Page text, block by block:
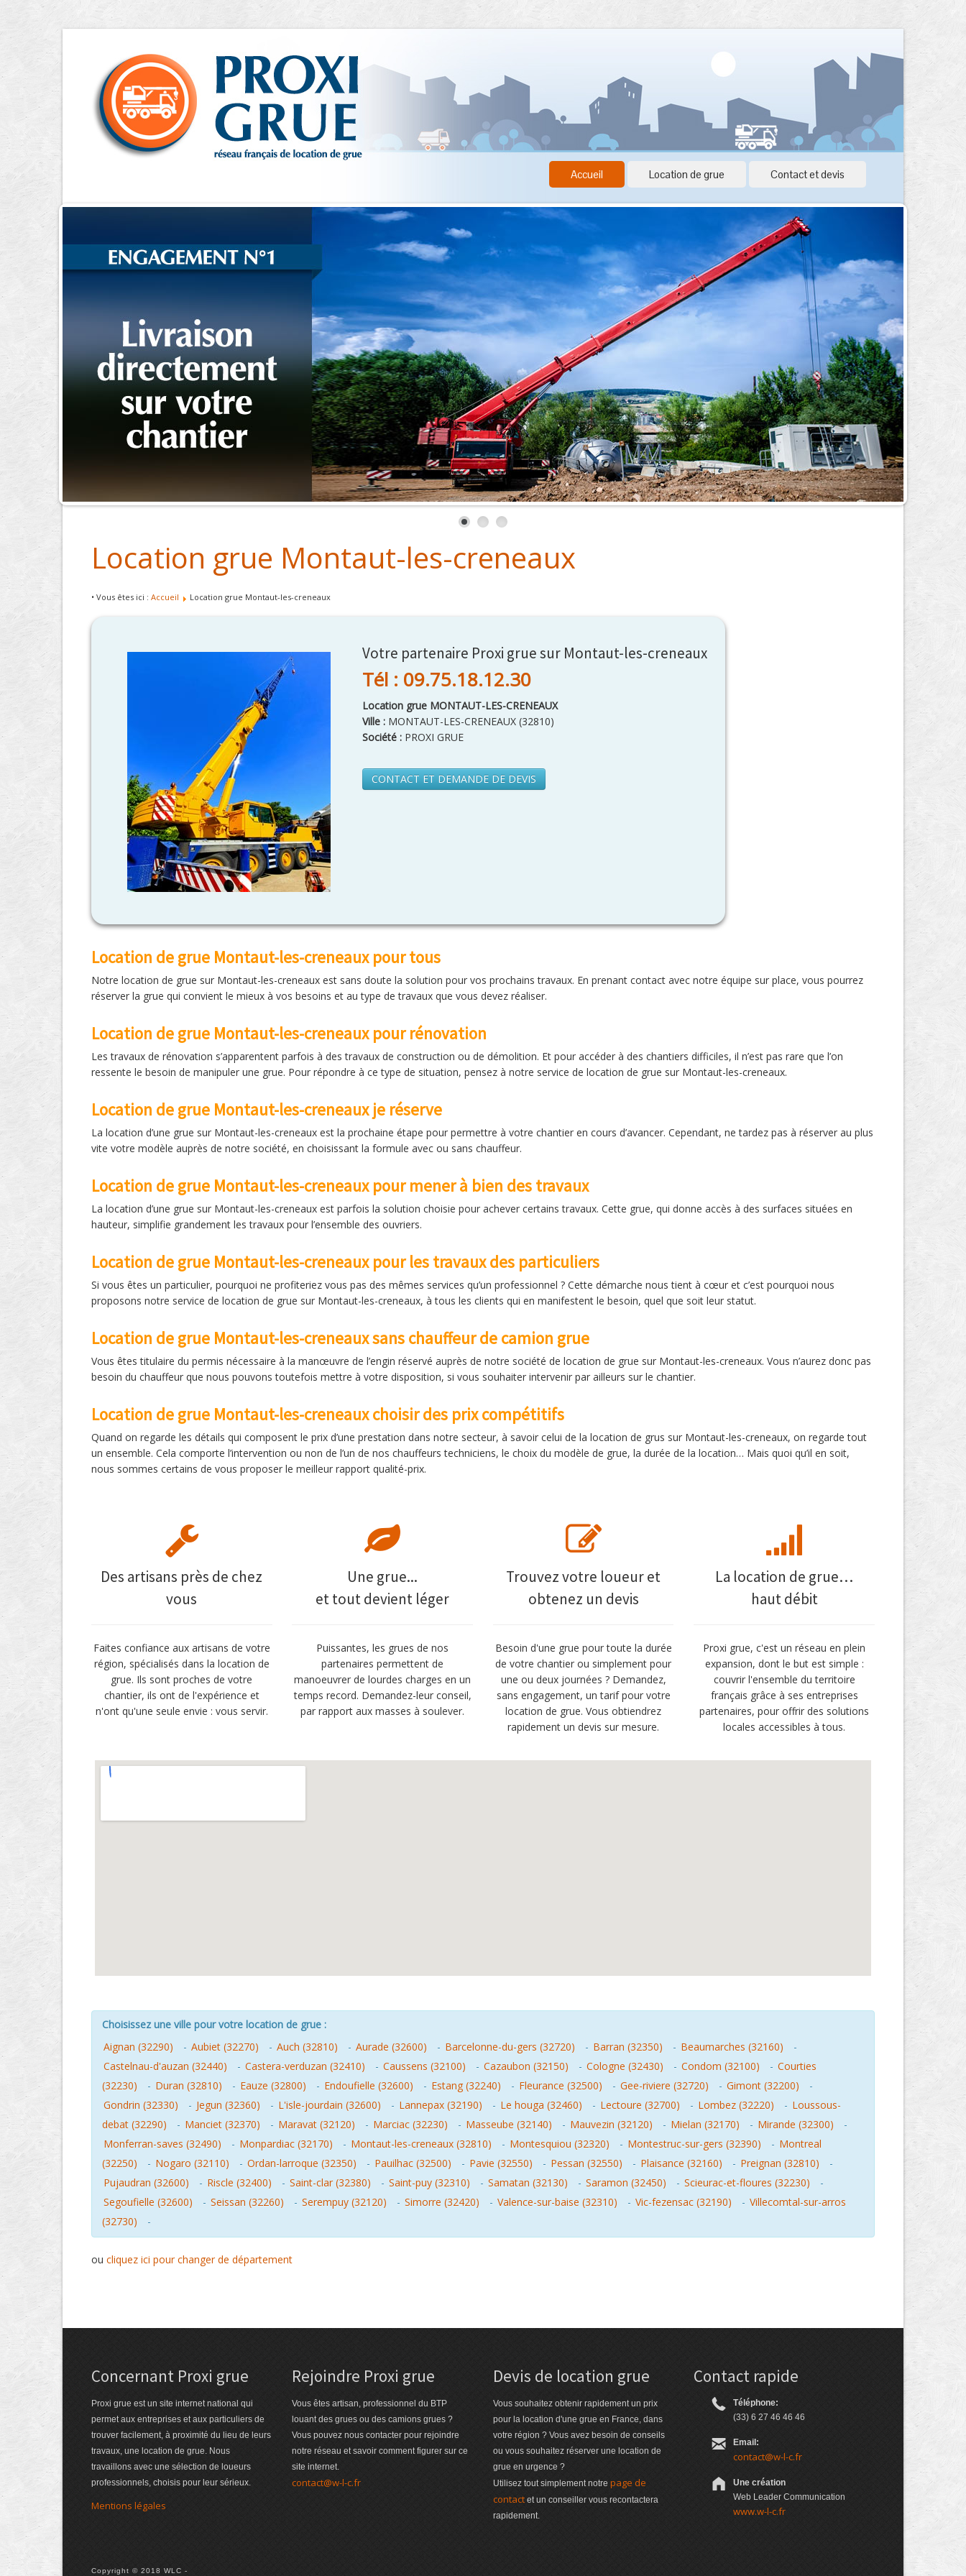
Accueil Location de grue Contact et devis
Location grue Montaut-les-creneaux
• Vous êtes ici : Accueil Location grue Montaut-les-creneaux
Votre partenaire Proxi grue sur Montaut-les-creneaux
Tél : 09.75.18.12.30
Location grue MONTAUT-LES-CRENEAUX
Ville : MONTAUT-LES-CRENEAUX (32810)
Société : PROXI GRUE
CONTACT ET DEMANDE DE DEVIS
Location de grue Montaut-les-creneaux pour tous
Notre location de grue sur Montaut-les-creneaux est sans doute la solution pour vos prochains travaux. En prenant contact avec notre équipe sur place, vous pourrez
réserver la grue qui convient le mieux à vos besoins et au type de travaux que vous devez réaliser.
Location de grue Montaut-les-creneaux pour rénovation
Les travaux de rénovation s’apparentent parfois à des travaux de construction ou de démolition. Et pour accéder à des chantiers difficiles, il n’est pas rare que l’on
ressente le besoin de manipuler une grue. Pour répondre à ce type de situation, pensez à notre service de location de grue sur Montaut-les-creneaux.
Location de grue Montaut-les-creneaux je réserve
La location d’une grue sur Montaut-les-creneaux est la prochaine étape pour permettre à votre chantier en cours d’avancer. Cependant, ne tardez pas à réserver au plus
vite votre modèle auprès de notre société, en choisissant la formule avec ou sans chauffeur.
Location de grue Montaut-les-creneaux pour mener à bien des travaux
La location d’une grue sur Montaut-les-creneaux est parfois la solution choisie pour achever certains travaux. Cette grue, qui donne accès à des surfaces situées en
hauteur, simplifie grandement les travaux pour l’ensemble des ouvriers.
Location de grue Montaut-les-creneaux pour les travaux des particuliers
Si vous êtes un particulier, pourquoi ne profiteriez vous pas des mêmes services qu’un professionnel ? Cette démarche nous tient à cœur et c’est pourquoi nous
proposons notre service de location de grue sur Montaut-les-creneaux, à tous les clients qui en manifestent le besoin, quel que soit leur statut.
Location de grue Montaut-les-creneaux sans chauffeur de camion grue
Vous êtes titulaire du permis nécessaire à la manœuvre de l’engin réservé auprès de notre société de location de grue sur Montaut-les-creneaux. Vous n’aurez donc pas
besoin du chauffeur que nous pouvons toutefois mettre à votre disposition, si vous souhaiter intervenir par ailleurs sur le chantier.
Location de grue Montaut-les-creneaux choisir des prix compétitifs
Quand on regarde les détails qui composent le prix d’une prestation dans notre secteur, à savoir celui de la location de grus sur Montaut-les-creneaux, on regarde tout
un ensemble. Cela comporte l’intervention ou non de l’un de nos chauffeurs techniciens, le choix du modèle de grue, la durée de la location… Mais quoi qu’il en soit,
nous sommes certains de vous proposer le meilleur rapport qualité-prix.
Des artisans près de chez
vous
Faites confiance aux artisans de votre
région, spécialisés dans la location de
grue. Ils sont proches de votre
chantier, ils ont de l'expérience et
n'ont qu'une seule envie : vous servir.
Une grue...
et tout devient léger
Puissantes, les grues de nos
partenaires permettent de
manoeuvrer de lourdes charges en un
temps record. Demandez-leur conseil,
par rapport aux masses à soulever.
Trouvez votre loueur et
obtenez un devis
Besoin d'une grue pour toute la durée
de votre chantier ou simplement pour
une ou deux journées ? Demandez,
sans engagement, un tarif pour votre
location de grue. Vous obtiendrez
rapidement un devis sur mesure.
La location de grue…
haut débit
Proxi grue, c'est un réseau en plein
expansion, dont le but est simple :
couvrir l'ensemble du territoire
français grâce à ses entreprises
partenaires, pour offrir des solutions
locales accessibles à tous.
Choisissez une ville pour votre location de grue :
Aignan (32290)
- Aubiet (32270) - Auch (32810) - Aurade (32600) - Barcelonne-du-gers (32720) - Barran (32350) - Beaumarches (32160)
-
Castelnau-d'auzan (32440)
- Castera-verduzan (32410) - Caussens (32100) - Cazaubon (32150) - Cologne (32430) - Condom (32100) - Courties
(32230)
- Duran (32810) - Eauze (32800) - Endoufielle (32600) - Estang (32240) - Fleurance (32500) - Gee-riviere (32720) - Gimont (32200)
-
Gondrin (32330)
- Jegun (32360) - L'isle-jourdain (32600) - Lannepax (32190) - Le houga (32460) - Lectoure (32700) - Lombez (32220) - Loussous-
debat (32290)
- Manciet (32370) - Maravat (32120) - Marciac (32230) - Masseube (32140) - Mauvezin (32120) - Mielan (32170) - Mirande (32300)
-
Monferran-saves (32490)
- Monpardiac (32170) - Montaut-les-creneaux (32810) - Montesquiou (32320) - Montestruc-sur-gers (32390) - Montreal
(32250)
- Nogaro (32110) - Ordan-larroque (32350) - Pauilhac (32500) - Pavie (32550) - Pessan (32550) - Plaisance (32160) - Preignan (32810)
-
Pujaudran (32600)
- Riscle (32400) - Saint-clar (32380) - Saint-puy (32310) - Samatan (32130) - Saramon (32450) - Scieurac-et-floures (32230)
-
Segoufielle (32600)
- Seissan (32260) - Serempuy (32120) - Simorre (32420) - Valence-sur-baise (32310) - Vic-fezensac (32190) - Villecomtal-sur-arros
(32730)
-
ou cliquez ici pour changer de département
Concernant Proxi grue
Proxi grue est un site internet national qui
permet aux entreprises et aux particuliers de
trouver facilement, à proximité du lieu de leurs
travaux, une location de grue. Nous
travaillons avec une sélection de loueurs
professionnels, choisis pour leur sérieux.
Mentions légales
Rejoindre Proxi grue
Vous êtes artisan, professionnel du BTP
louant des grues ou des camions grues ?
Vous pouvez nous contacter pour rejoindre
notre réseau et savoir comment figurer sur ce
site internet.
contact@w-l-c.fr
Devis de location grue
Vous souhaitez obtenir rapidement un prix
pour la location d'une grue en France, dans
votre région ? Vous avez besoin de conseils
ou vous souhaitez réserver une location de
grue en urgence ?
Utilisez tout simplement notre page de
contactet un conseiller vous recontactera
rapidement.
Contact rapide
Téléphone:
(33) 6 27 46 46 46
Email:
contact@w-l-c.fr
Une création
Web Leader Communication
www.w-l-c.fr
Copyright © 2018 WLC -